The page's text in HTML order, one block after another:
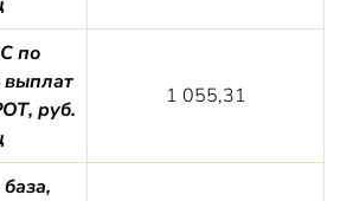
по
выплат
руб.
1 055,31